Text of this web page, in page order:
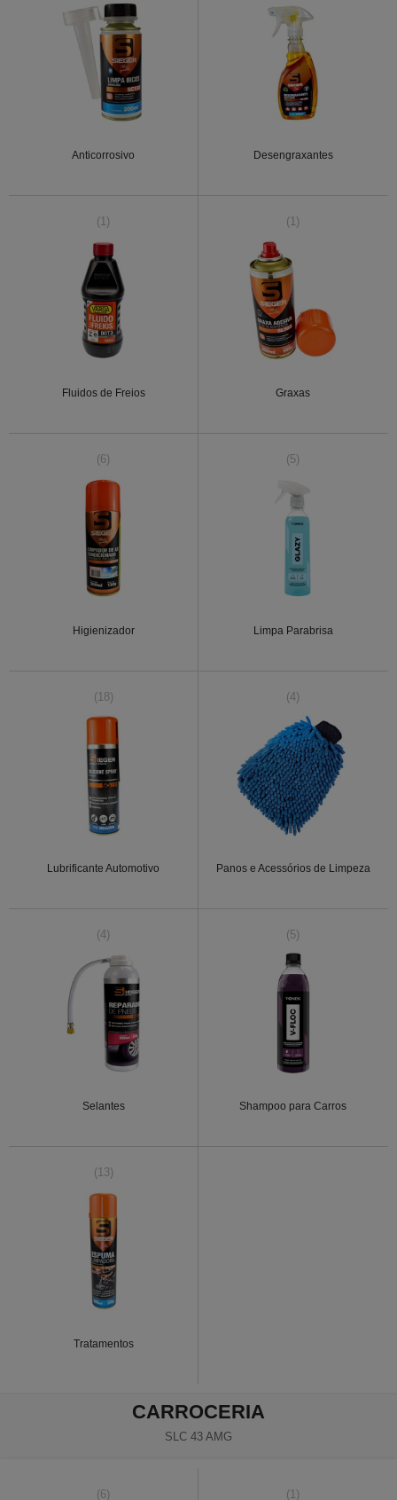
Anticorrosivo Desengraxantes
(1)
Fluidos de Freios
(1)
Graxas
(6)
Higienizador
(5)
Limpa Parabrisa
(18)
Lubrificante Automotivo
(4)
Panos e Acessórios de Limpeza
(4)
Selantes
(5)
Shampoo para Carros
(13)
Tratamentos
CARROCERIA
SLC 43 AMG
(6) (1)